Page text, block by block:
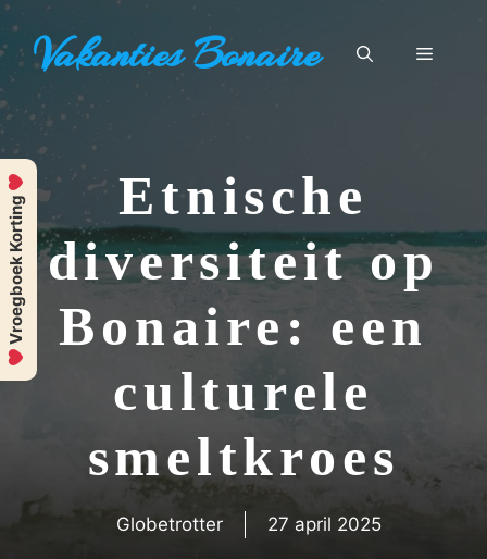
Ga
naar
de
inhoud
Vakanties Bonaire Menu
Etnische
diversiteit op
Bonaire: een
culturele
smeltkroes
Globetrotter 27 april 2025
Vroegboek Korting